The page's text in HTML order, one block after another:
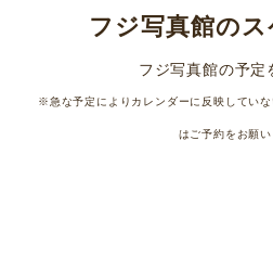
フジ写真館の
フジ写真館の予定
※急な予定によりカレンダーに反映してい
はご予約をお願